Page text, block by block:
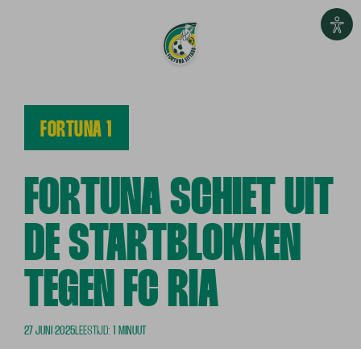
FORTUNA 1
FORTUNA SCHIET UIT
DE STARTBLOKKEN
TEGEN FC RIA
27 JUNI 2025LEESTIJD: 1 MINUUT